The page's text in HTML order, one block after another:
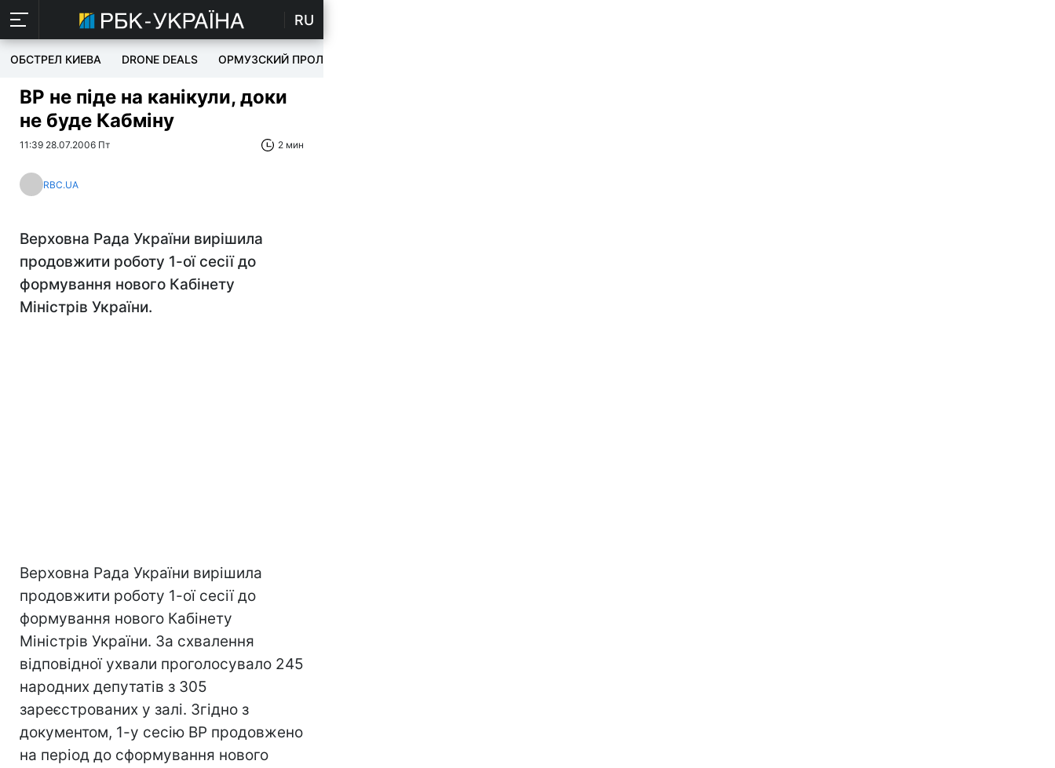
RU
ОБСТРЕЛ КИЕВА DRONE DEALS ОРМУЗСКИЙ ПРОЛИВ
ВР не піде на канікули, доки
не буде Кабміну
11:39 28.07.2006 Пт 2 мин
RBC.UA
Верховна Рада України вирішила
продовжити роботу 1-ої сесії до
формування нового Кабінету
Міністрів України.
Верховна Рада України вирішила
продовжити роботу 1-ої сесії до
формування нового Кабінету
Міністрів України. За схвалення
відповідної ухвали проголосувало 245
народних депутатів з 305
зареєстрованих у залі. Згідно з
документом, 1-у сесію ВР продовжено
на період до сформування нового